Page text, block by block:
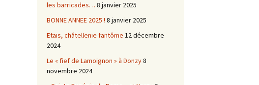
les barricades… 8 janvier 2025
BONNE ANNEE 2025 ! 8 janvier 2025
Etais, châtellenie fantôme 12 décembre
2024
Le « fief de Lamoignon » à Donzy8
novembre 2024